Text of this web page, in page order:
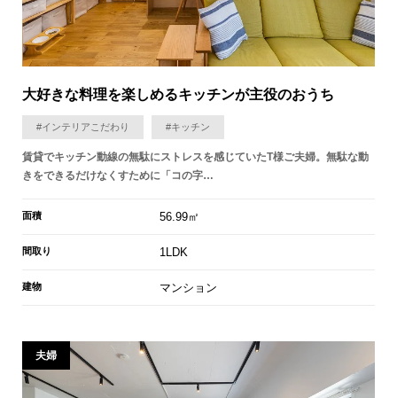
大好きな料理を楽しめるキッチンが主役のおうち
#インテリアこだわり #キッチン
賃貸でキッチン動線の無駄にストレスを感じていたT様ご夫婦。無駄な動
きをできるだけなくすために「コの字…
面積 56.99㎡
間取り 1LDK
建物 マンション
夫婦